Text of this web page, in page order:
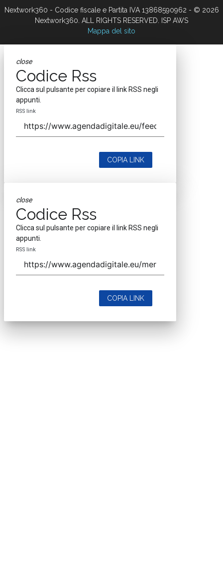
Nextwork360 - Codice fiscale e Partita IVA 13868590962 - © 2026
Nextwork360. ALL RIGHTS RESERVED. ISP AWS
Mappa del sito
close
Codice Rss
Clicca sul pulsante per copiare il link RSS negli
appunti.
RSS link
COPIA LINK
close
Codice Rss
Clicca sul pulsante per copiare il link RSS negli
appunti.
RSS link
COPIA LINK